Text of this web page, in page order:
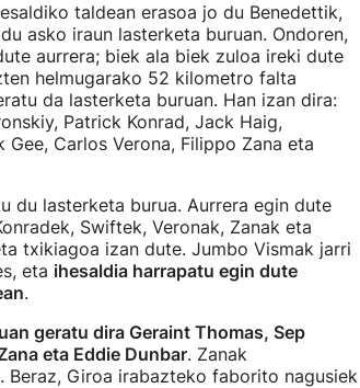
taldean erasoa jo du Benedettik,
asko iraun lasterketa buruan. Ondoren,
aurrera; biek ala biek zuloa ireki dute
helmugarako 52 kilometro falta
da lasterketa buruan. Han izan dira:
Patrick Konrad, Jack Haig,
Carlos Verona, Filippo Zana eta
du lasterketa burua. Aurrera egin dute
Swiftek, Veronak, Zanak eta
txikiagoa izan dute. Jumbo Vismak jarri
eta ihesaldia harrapatu egin dute
.
geratu dira Geraint Thomas, Sep
eta Eddie Dunbar. Zanak
Giroa irabazteko faborito nagusiek